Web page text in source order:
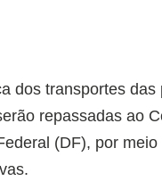
dos transportes
repassadas ao
(DF), por